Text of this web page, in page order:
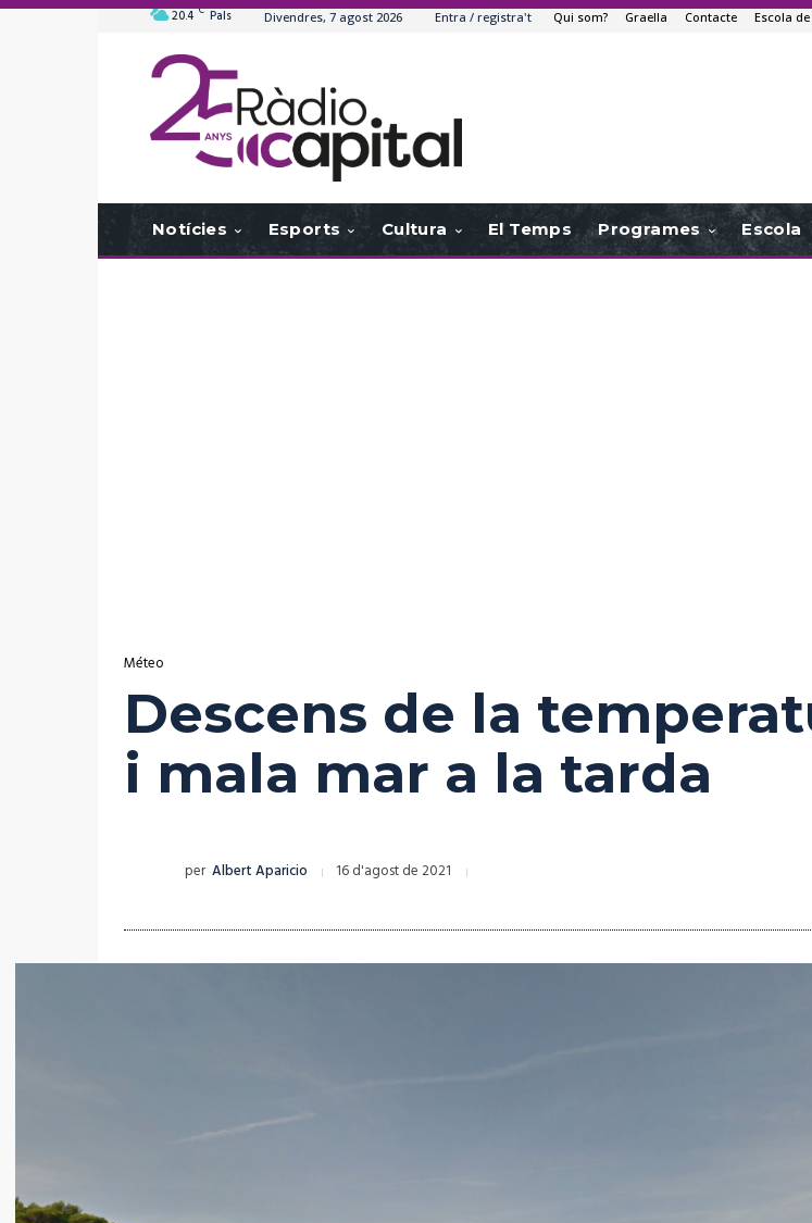
20.4 C Pals Divendres, 7 agost 2026 Entra / registra't Qui som? Graella Contacte Escola
Notícies Esports Cultura El Temps Programes Escola
Méteo
Descens de la
i mala mar a la tarda
per Albert Aparicio 16 d'agost de 2021